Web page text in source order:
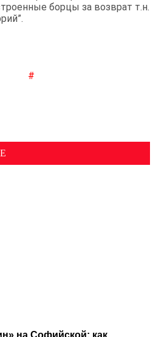
борцы за возврат т.н.
#
на Софийской: как